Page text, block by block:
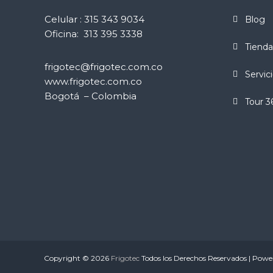
Celular : 315 343 9034
Oficina: 313 395 3338
frigotec@frigotec.com.co
www.frigotec.com.co
Bogotá – Colombia
Blog
Tour
Copyright © 2026 Frigotec Todos los Derechos Reservados |